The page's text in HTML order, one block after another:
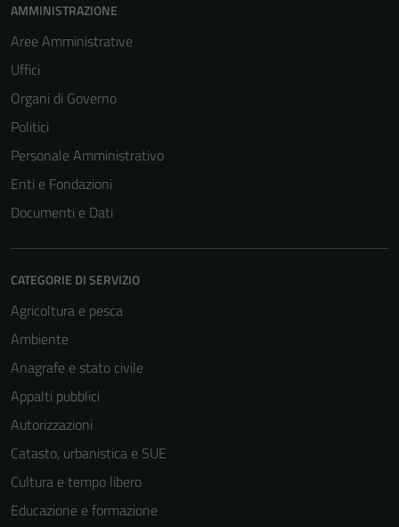
AMMINISTRAZIONE
Aree Amministrative
Uffici
Organi di Governo
Politici
Personale Amministrativo
Enti e Fondazioni
Documenti e Dati
CATEGORIE DI SERVIZIO
Agricoltura e pesca
Ambiente
Anagrafe e stato civile
Appalti pubblici
Autorizzazioni
Catasto, urbanistica e SUE
Cultura e tempo libero
Educazione e formazione